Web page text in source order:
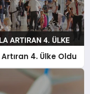
Artıran 4. Ülke Oldu